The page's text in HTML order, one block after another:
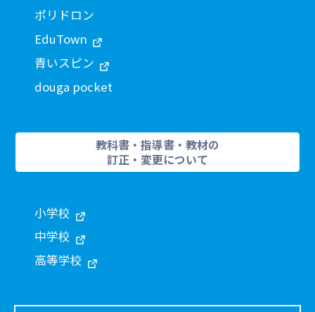
ポリドロン
EduTown
青いスピン
douga pocket
教科書・指導書・教材の
訂正・変更について
小学校
中学校
高等学校